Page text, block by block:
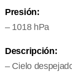
Presión:
– 1018 hPa
Descripción:
– Cielo